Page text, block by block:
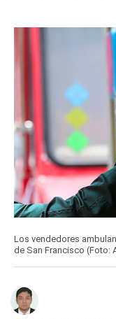
Los vendedores
de San Francisco (Foto: